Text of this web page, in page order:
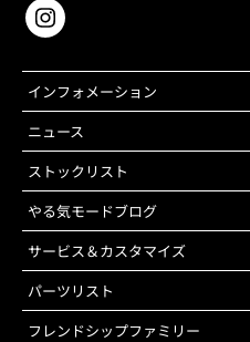
インフォメーション
ニュース
ストックリスト
やる気モードブログ
サービス＆カスタマイズ
パーツリスト
フレンドシップファミリー